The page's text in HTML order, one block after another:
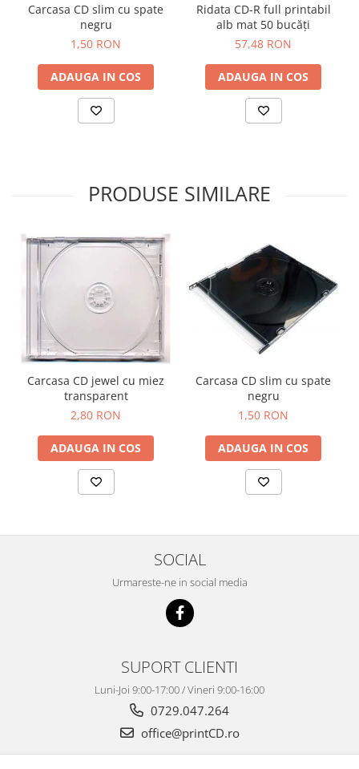
Carcasa CD slim cu spate
negru
1,50 RON
ADAUGA IN COS
Ridata CD-R full printabil
alb mat 50 bucăți
57,48 RON
ADAUGA IN COS
PRODUSE SIMILARE
Carcasa CD jewel cu miez
transparent
2,80 RON
ADAUGA IN COS
Carcasa CD slim cu spate
negru
1,50 RON
ADAUGA IN COS
SOCIAL
Urmareste-ne in social media
SUPORT CLIENTI
Luni-Joi 9:00-17:00 / Vineri 9:00-16:00
0729.047.264
office@printCD.ro